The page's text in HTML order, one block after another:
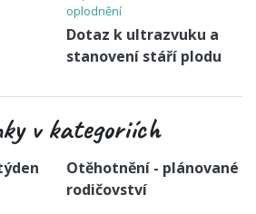
oplodnění
Dotaz k ultrazvuku a
stanovení stáří plodu
v kategoriích
Otěhotnění - plánované
rodičovství